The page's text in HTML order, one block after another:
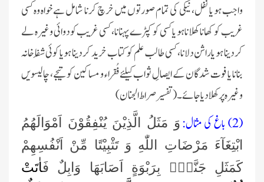
واجب ہو یا نفل، نیکی کی تمام صورتوں میں خرچ کرنا شامل ہے خواہ وہ کسی
غریب کو کھانا کھلانا ہو یا کسی کو کپڑے پہنانا، کسی غریب کو دوائی وغیرہ لے
کر دینا ہو یا راشن دلانا، کسی طالب علم کو کتاب خرید کر دینا ہو یا کوئی شِفا خانہ
بنانا یا فوت شدگان کے ایصالِ ثواب کیلئے فُقراء و مساکین کو تیجے، چالیسویں
وغیرہ پر کھلادیا جائے۔ (تفسیر صراط الجنان)
(2) باغ کی مثال:
وَ مَثَلُ الَّذِیْنَ یُنْفِقُوْنَ اَمْوَالَهُمُ
ابْتِغَآءَ مَرْضَاتِ اللّٰهِ وَ تَثْبِیْتًا مِّنْ اَنْفُسِهِمْ
كَمَثَلِ جَنَّةٍۭ بِرَبْوَةٍ اَصَابَهَا وَابِلٌ فَاٰتَتْ